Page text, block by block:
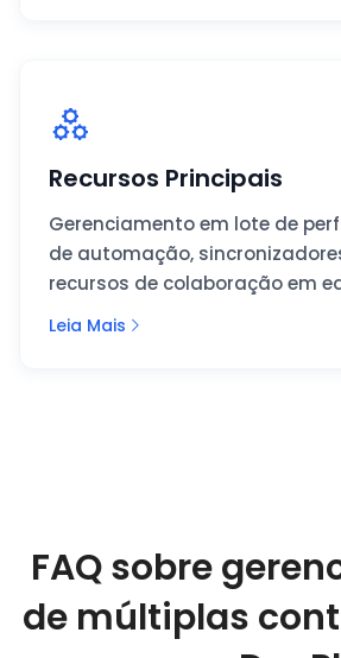
Recursos Principais
Gerenciamento em lote de
de automação,
recursos de colaboração em
Leia Mais
FAQ sobre
de múltiplas